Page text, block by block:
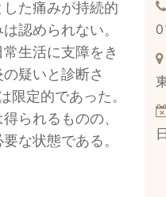
た痛みが持続的
認められない。
生活に支障をき
疑いと診断さ
定的であった。
られるものの、
な状態である。